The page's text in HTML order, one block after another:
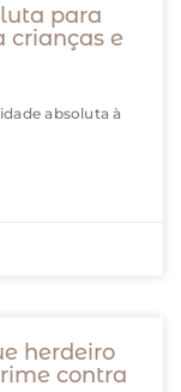
para
crianças e
absoluta à
herdeiro
contra